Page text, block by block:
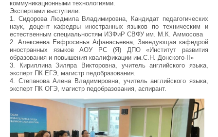
коммуникационными технологиями.
Экспертами выступили:
1. Сидорова Людмила Владимировна, Кандидат педагогических
наук, доцент кафедры иностранных языков по техническим и
естественным специальностям ИЗФиР СВФУ им. М.К. Аммосова
2. Алексеева Евфросинья Афанасьевна, Заведующая кафедрой
иностранных языков АОУ РС (Я) ДПО «Институт развития
образования и повышения квалификации им.С.Н. Донского-II»
3. Кириллина Зиляра Викторовна, учитель английского языка,
эксперт ПК ЕГЭ, магистр педобразования.
4. Степанова Алена Владимировна, учитель английского языка,
эксперт ПК ОГЭ, магистр педобразования, аспирант.